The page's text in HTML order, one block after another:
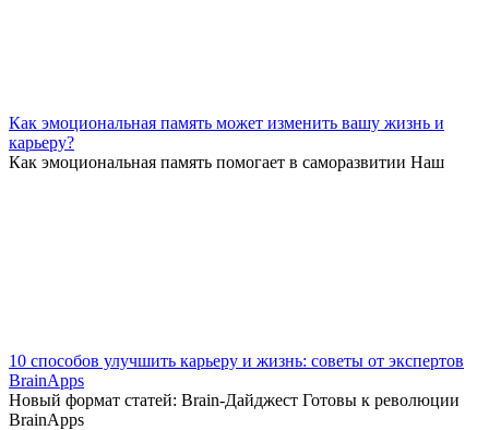
Как эмоциональная память может изменить вашу жизнь и
карьеру?
Как эмоциональная память помогает в саморазвитии Наш
10 способов улучшить карьеру и жизнь: советы от экспертов
BrainApps
Новый формат статей: Brain-Дайджест Готовы к революции
BrainApps